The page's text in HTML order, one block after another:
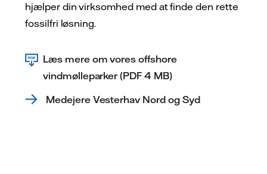
hjælper din virksomhed med at finde den rette
fossilfri løsning.
Læs mere om vores offshore
vindmølleparker (PDF 4 MB)
Medejere Vesterhav Nord og Syd